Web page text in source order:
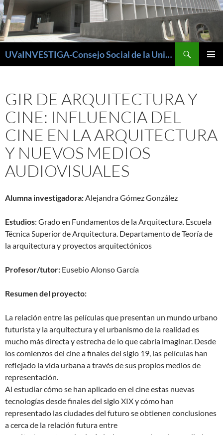
UVaINVESTIGA-Consejo Social de la Universidad de Valladolid
GIR DE ARQUITECTURA Y
CINE: INFLUENCIA DEL
CINE EN LA ARQUITECTURA
Y NUEVOS MEDIOS
AUDIOVISUALES
Alumna investigadora:Alejandra Gómez González
Estudios: Grado en Fundamentos de la Arquitectura. Escuela
Técnica Superior de Arquitectura. Departamento de Teoría de
la arquitectura y proyectos arquitectónicos
Profesor/tutor: Eusebio Alonso García
Resumen del proyecto:
La relación entre las películas que presentan un mundo urbano
futurista y la arquitectura y el urbanismo de la realidad es
mucho más directa y estrecha de lo que cabría imaginar. Desde
los comienzos del cine a finales del siglo 19, las películas han
reflejado la vida urbana a través de sus propios medios de
representación.
Al estudiar cómo se han aplicado en el cine estas nuevas
tecnologías desde finales del siglo XIX y cómo han
representado las ciudades del futuro se obtienen conclusiones
a cerca de la relación futura entre